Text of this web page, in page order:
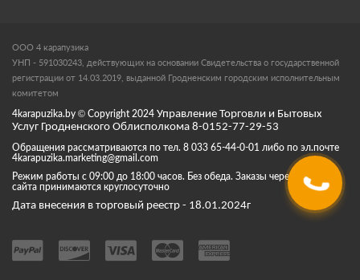
ООО 4 карапузика
УНП - 591030243, действующих на основании Свидетельства о государственной
регистрации от 14.03.2019, выданной Гродненским городским исполнительным
комитетом
4karapuzika.by © Copyright 2024 Управление Торговли и Бытовых
Услуг Гродненского Облисполкома 8-0152-77-29-53
Обращения рассматриваются по тел. 8 033 65-44-0-01 либо по эл.почте
4karapuzika.marketing@gmail.com
Режим работы с 09:00 до 18:00 часов. Без обеда. Заказы через корзину
сайта принимаются круглосуточно
Дата внесения в торговый реестр - 18.01.2024г